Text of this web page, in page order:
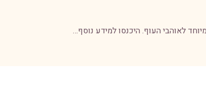
לאוהבי העוף. היכנסו למידע נוסף…